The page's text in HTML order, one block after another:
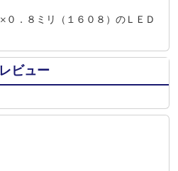
０．８ミリ（１６０８）のＬＥＤ
ビュー